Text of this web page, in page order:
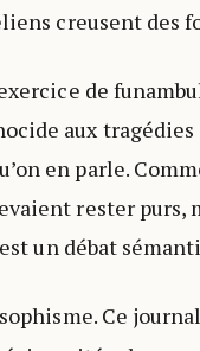
creusent des
de
aux
en parle.
rester purs,
un débat
Ce